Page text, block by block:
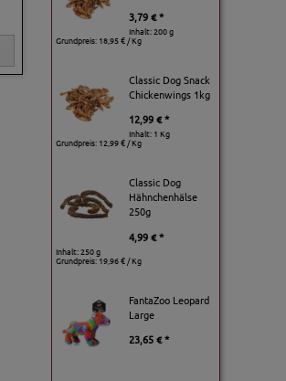
3,79 € *
Inhalt: 200 g
Grundpreis: 18,95 € / Kg
Classic Dog Snack
Chickenwings 1kg
12,99 € *
Inhalt: 1 Kg
Grundpreis: 12,99 € / Kg
Classic Dog
Hähnchenhälse
250g
4,99 € *
Inhalt: 250 g
Grundpreis:19,96 € / Kg
FantaZoo Leopard
Large
23,65 € *